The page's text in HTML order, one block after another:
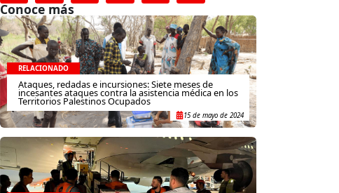
Conoce más
RELACIONADO
Ataques, redadas e incursiones: Siete meses de
incesantes ataques contra la asistencia médica en los
Territorios Palestinos Ocupados
15 de mayo de 2024